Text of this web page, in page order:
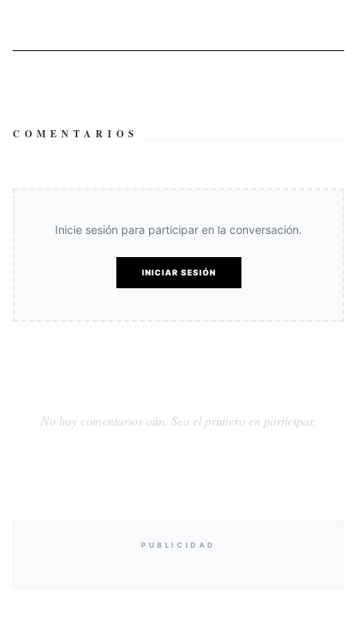
COMENTARIOS
Inicie sesión para participar en la conversación.
INICIAR SESIÓN
No hay comentarios aún. Sea el primero en participar.
PUBLICIDAD